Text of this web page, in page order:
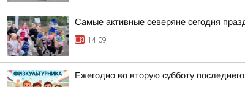
Самые активные северяне сегодня
14:09
Ежегодно во вторую субботу